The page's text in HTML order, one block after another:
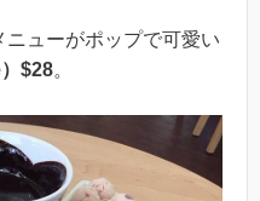
ューがポップで可愛い
$28。